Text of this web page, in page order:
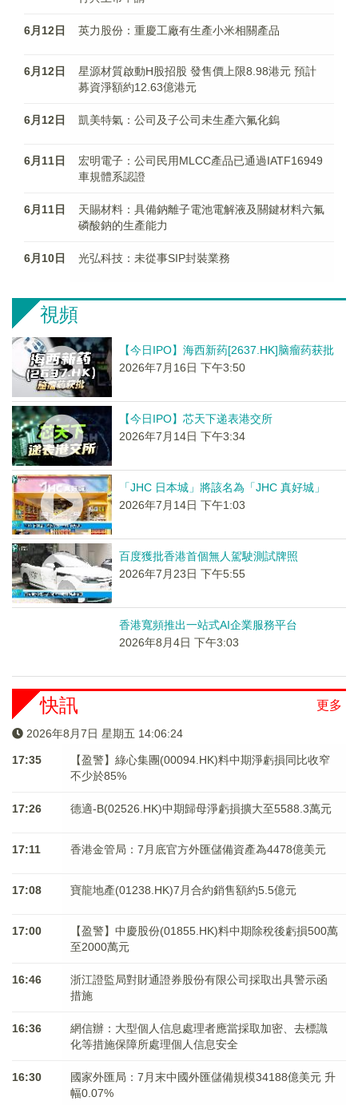
6月12日 英力股份：重慶工廠有生產小米相關產品
6月12日
星源材質啟動H股招股 發售價上限8.98港元 預計
募資淨額約12.63億港元
6月12日 凱美特氣：公司及子公司未生產六氟化鎢
6月11日
宏明電子：公司民用MLCC產品已通過IATF16949
車規體系認證
6月11日
天賜材料：具備鈉離子電池電解液及關鍵材料六氟
磷酸鈉的生產能力
6月10日 光弘科技：未從事SIP封裝業務
視頻
【今日IPO】海西新药[2637.HK]脑瘤药获批
2026年7月16日 下午3:50
【今日IPO】芯天下递表港交所
2026年7月14日 下午3:34
「JHC 日本城」將該名為「JHC 真好城」
2026年7月14日 下午1:03
百度獲批香港首個無人駕駛測試牌照
2026年7月23日 下午5:55
香港寬頻推出一站式AI企業服務平台
2026年8月4日 下午3:03
更多
快訊
2026年8月7日 星期五 14:06:24
17:35
【盈警】綠心集團(00094.HK)料中期淨虧損同比收窄
不少於85%
17:26 德適-B(02526.HK)中期歸母淨虧損擴大至5588.3萬元
17:11 香港金管局：7月底官方外匯儲備資產為4478億美元
17:08 寶龍地產(01238.HK)7月合約銷售額約5.5億元
17:00
【盈警】中慶股份(01855.HK)料中期除稅後虧損500萬
至2000萬元
16:46
浙江證監局對財通證券股份有限公司採取出具警示函
措施
16:36
網信辦：大型個人信息處理者應當採取加密、去標識
化等措施保障所處理個人信息安全
16:30
國家外匯局：7月末中國外匯儲備規模34188億美元 升
幅0.07%